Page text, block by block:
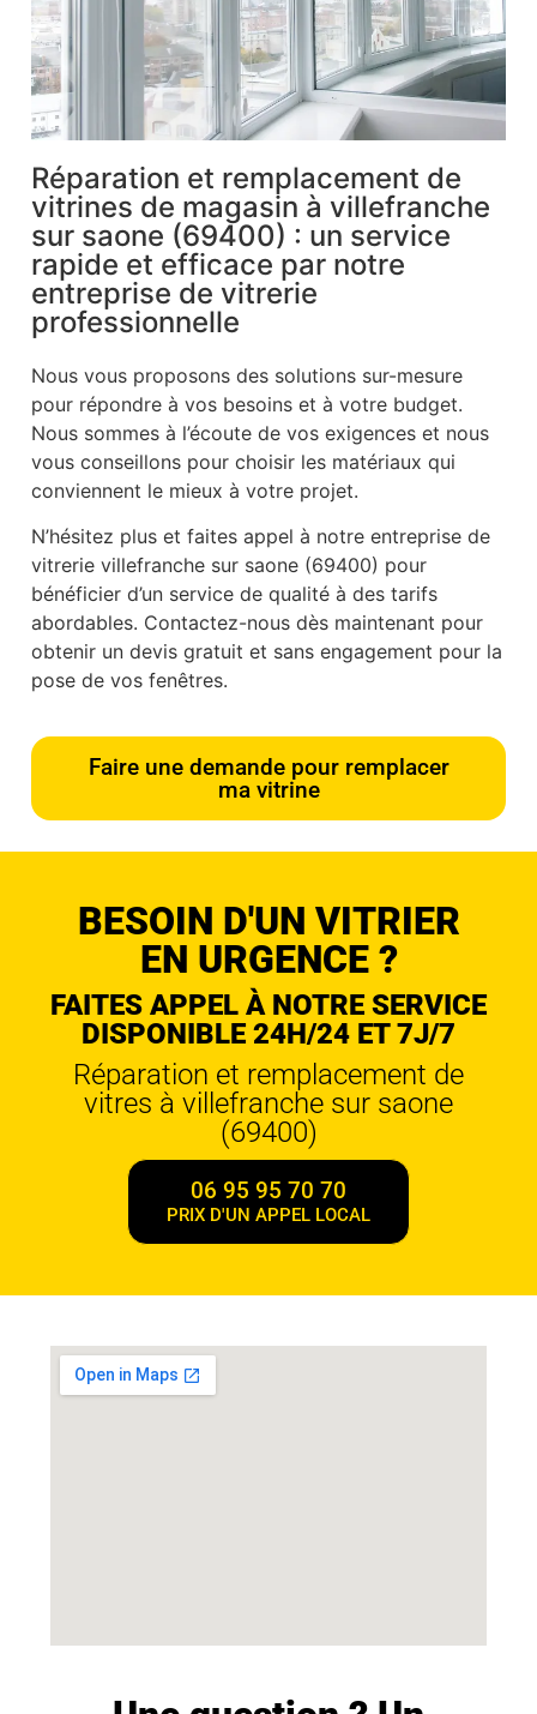
Réparation et remplacement de
vitrines de magasin à villefranche
sur saone (69400) : un service
rapide et efficace par notre
entreprise de vitrerie
professionnelle
Nous vous proposons des solutions sur-mesure
pour répondre à vos besoins et à votre budget.
Nous sommes à l’écoute de vos exigences et nous
vous conseillons pour choisir les matériaux qui
conviennent le mieux à votre projet.
N’hésitez plus et faites appel à notre entreprise de
vitrerie villefranche sur saone (69400) pour
bénéficier d’un service de qualité à des tarifs
abordables. Contactez-nous dès maintenant pour
obtenir un devis gratuit et sans engagement pour la
pose de vos fenêtres.
Faire une demande pour remplacer
ma vitrine
BESOIN D'UN VITRIER
EN URGENCE ?
FAITES APPEL À NOTRE SERVICE
DISPONIBLE 24H/24 ET 7J/7
Réparation et remplacement de
vitres à villefranche sur saone
(69400)
06 95 95 70 70
PRIX D'UN APPEL LOCAL